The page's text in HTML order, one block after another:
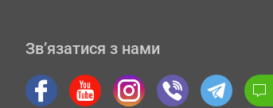
Зв’язатися з нами